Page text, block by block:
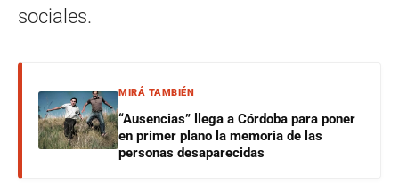
sociales.
MIRÁ TAMBIÉN
“Ausencias” llega a Córdoba para poner
en primer plano la memoria de las
personas desaparecidas